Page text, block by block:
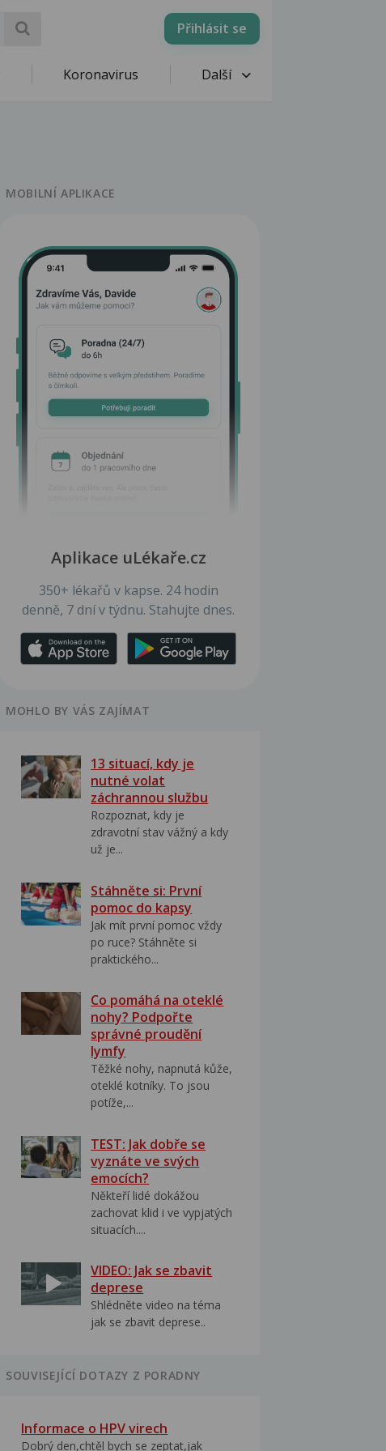
Přihlásit se
Koronavirus Další
MOBILNÍ APLIKACE
Aplikace uLékaře.cz
350+ lékařů v kapse. 24 hodin
denně, 7 dní v týdnu. Stahujte dnes.
MOHLO BY VÁS ZAJÍMAT
13 situací, kdy je
nutné volat
záchrannou službu
Rozpoznat, kdy je
zdravotní stav vážný a kdy
už je...
Stáhněte si: První
pomoc do kapsy
Jak mít první pomoc vždy
po ruce? Stáhněte si
praktického...
Co pomáhá na oteklé
nohy? Podpořte
správné proudění
lymfy
Těžké nohy, napnutá kůže,
oteklé kotníky. To jsou
potíže,...
TEST: Jak dobře se
vyznáte ve svých
emocích?
Někteří lidé dokážou
zachovat klid i ve vypjatých
situacích....
VIDEO: Jak se zbavit
deprese
Shlédněte video na téma
jak se zbavit deprese..
SOUVISEJÍCÍ DOTAZY Z PORADNY
Informace o HPV virech
Dobrý den,chtěl bych se zeptat,jak